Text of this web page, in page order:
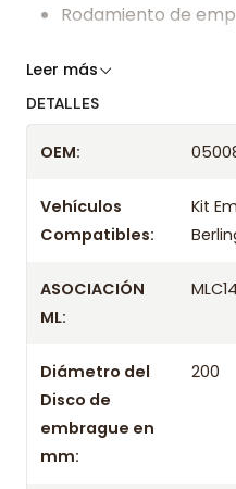
Rodamiento de
Somos especialistas en
tienda previo correo
Leer más
DETALLES
OEM:
Vehículos
Compatibles:
Kit
ASOCIACIÓN
ML:
Diámetro del
Disco de
embrague en
mm:
200